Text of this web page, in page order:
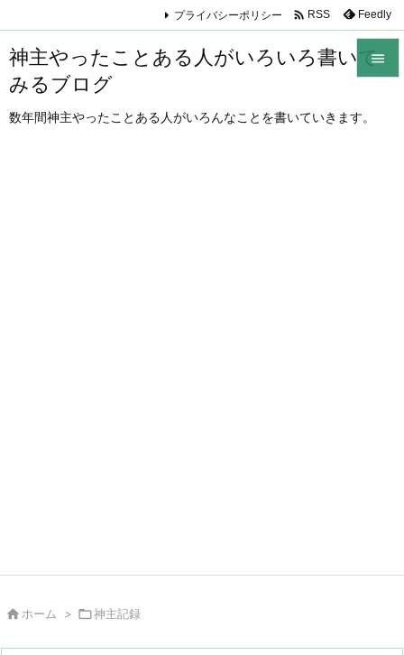
神主やったことある人がいろいろ書いて
みるブログ
数年間神主やったことある人がいろんなことを書いていきます。

プライバシーポリシー  RSS Feedly
 ホーム > 神主記録